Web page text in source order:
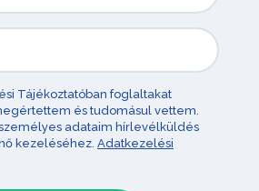
Tájékoztatóban foglaltakat
és tudomásul vettem.
adataim hírlevélküldés
kezeléséhez. Adatkezelési